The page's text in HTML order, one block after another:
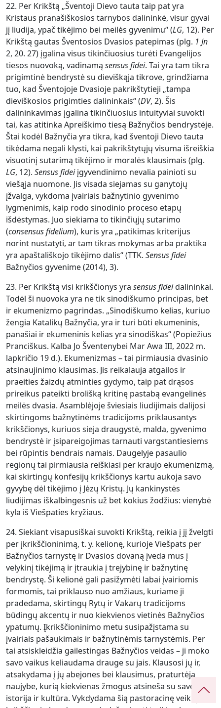
22. Per Krikštą „Šventoji Dievo tauta taip pat yra
Kristaus pranašiškosios tarnybos dalininkė, visur gyvai
jį liudija, ypač tikėjimo bei meilės gyvenimu“ (LG, 12). Per
Krikštą gautas Šventosios Dvasios patepimas (plg. 1 Jn
2, 20. 27) įgalina visus tikinčiuosius turėti Evangelijos
tiesos nuovoką, vadinamą sensus fidei. Tai yra tam tikra
prigimtinė bendrystė su dieviškąja tikrove, grindžiama
tuo, kad Šventojoje Dvasioje pakrikštytieji „tampa
dieviškosios prigimties dalininkais“ (DV, 2). Šis
dalininkavimas įgalina tikinčiuosius intuityviai suvokti
tai, kas atitinka Apreiškimo tiesą Bažnyčios bendrystėje.
Štai kodėl Bažnyčia yra tikra, kad šventoji Dievo tauta
tikėdama negali klysti, kai pakrikštytųjų visuma išreiškia
visuotinį sutarimą tikėjimo ir moralės klausimais (plg.
LG, 12). Sensus fideiįgyvendinimo nevalia painioti su
viešąja nuomone. Jis visada siejamas su ganytojų
įžvalga, vykdoma įvairiais bažnytinio gyvenimo
lygmenimis, kaip rodo sinodinio proceso etapų
išdėstymas. Juo siekiama to tikinčiųjų sutarimo
(consensus fidelium), kuris yra „patikimas kriterijus
norint nustatyti, ar tam tikras mokymas arba praktika
yra apaštališkojo tikėjimo dalis“ (TTK. Sensus fidei
Bažnyčios gyvenime (2014), 3).
23. Per Krikštą visi krikščionys yra sensus fideidalininkai.
Todėl ši nuovoka yra ne tik sinodiškumo principas, bet
ir ekumenizmo pagrindas. „Sinodiškumo kelias, kuriuo
žengia Katalikų Bažnyčia, yra ir turi būti ekumeninis,
panašiai ir ekumeninis kelias yra sinodiškas“ (Popiežius
Pranciškus. Kalba Jo Šventenybei Mar Awa III, 2022 m.
lapkričio 19 d.). Ekumenizmas – tai pirmiausia dvasinio
atsinaujinimo klausimas. Jis reikalauja atgailos ir
praeities žaizdų atminties gydymo, taip pat drąsos
prireikus pateikti brolišką kritinę pastabą evangelinės
meilės dvasia. Asamblėjoje šviesiais liudijimais dalijosi
skirtingoms bažnytinėms tradicijoms priklausantys
krikščionys, kuriuos sieja draugystė, malda, gyvenimo
bendrystė ir įsipareigojimas tarnauti vargstantiesiems
bei rūpintis bendrais namais. Daugelyje pasaulio
regionų tai pirmiausia reiškiasi per kraujo ekumenizmą,
kai skirtingų konfesijų krikščionys kartu aukoja savo
gyvybę dėl tikėjimo į Jėzų Kristų. Jų kankinystės
liudijimas iškalbingesnis už bet kokius žodžius: vienybė
kyla iš Viešpaties kryžiaus.
24. Siekiant visapusiškai suvokti Krikštą, reikia į jį žvelgti
per įkrikščioninimą, t. y. kelionę, kurioje Viešpats per
Bažnyčios tarnystę ir Dvasios dovaną įveda mus į
velykinį tikėjimą ir įtraukia į trejybinę ir bažnytinę
bendrystę. Ši kelionė gali pasižymėti labai įvairiomis
formomis, tai priklauso nuo amžiaus, kuriame ji
pradedama, skirtingų Rytų ir Vakarų tradicijoms
būdingų akcentų ir nuo kiekvienos vietinės Bažnyčios
ypatumų. Įkrikščioninimo metu susipažįstama su
įvairiais pašaukimais ir bažnytinėmis tarnystėmis. Per
tai atsiskleidžia gailestingas Bažnyčios veidas – ji moko
savo vaikus keliaudama drauge su jais. Klausosi jų ir,
atsakydama į jų abejones bei klausimus, praturtėja
naujybe, kurią kiekvienas žmogus atsineša su savo
istorija ir kultūra. Vykdydama šią pastoracinę veiklą,